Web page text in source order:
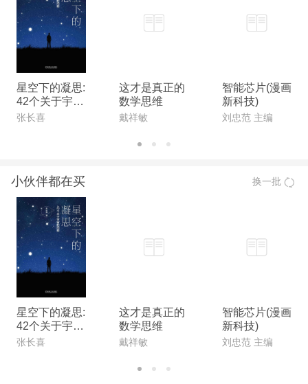
星空下的凝思:
42个关于宇宙
的问题
张长喜
这才是真正的
数学思维
戴祥敏
智能芯片(漫画
新科技)
刘忠范 主编
小伙伴都在买 换一批
星空下的凝思:
42个关于宇宙
的问题
张长喜
这才是真正的
数学思维
戴祥敏
智能芯片(漫画
新科技)
刘忠范 主编